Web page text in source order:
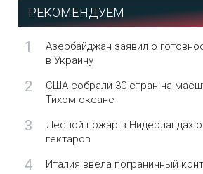
РЕКОМЕНДУЕМ
1
Азербайджан заявил о
в Украину
2
США собрали 30 стран на
Тихом океане
3
Лесной пожар в Нидерландах
гектаров
4 Италия ввела пограничный